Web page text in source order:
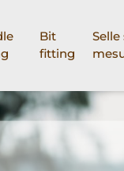
Bit
fitting
Selle